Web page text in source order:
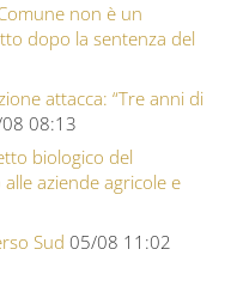
non è un
dopo la sentenza del
attacca: “Tre anni di
08:13
biologico del
aziende agricole e
Sud 05/08 11:02